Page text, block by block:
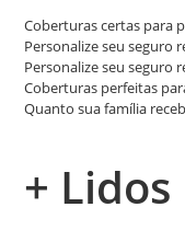
Coberturas certas para
Personalize seu seguro
Personalize seu seguro
Coberturas perfeitas
Quanto sua família
+ Lidos